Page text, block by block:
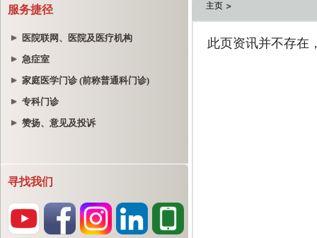
服务捷径
医院联网、医院及医疗机构
急症室
家庭医学门诊 (前称普通科门诊)
专科门诊
赞扬、意见及投诉
寻找我们
主页